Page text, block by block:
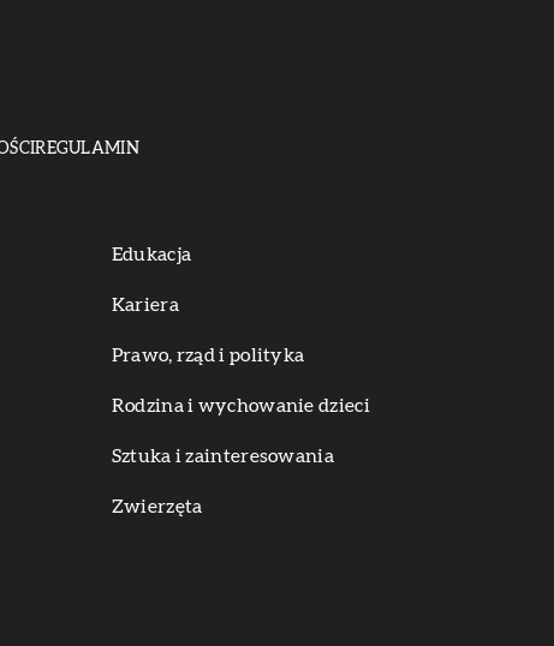
REGULAMIN
Edukacja
Kariera
Prawo, rząd i polityka
Rodzina i wychowanie dzieci
Sztuka i zainteresowania
Zwierzęta